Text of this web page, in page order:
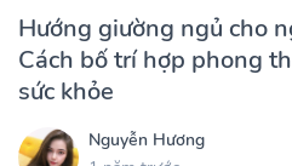
Hướng giường ngủ cho
Cách bố trí hợp phong
sức khỏe
Nguyễn Hương